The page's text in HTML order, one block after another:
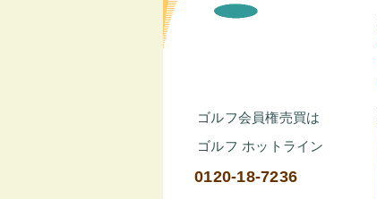
ゴルフ会員権売買は
ゴルフ ホットライン
0120-18-7236